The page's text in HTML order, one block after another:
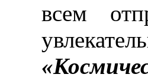
всем